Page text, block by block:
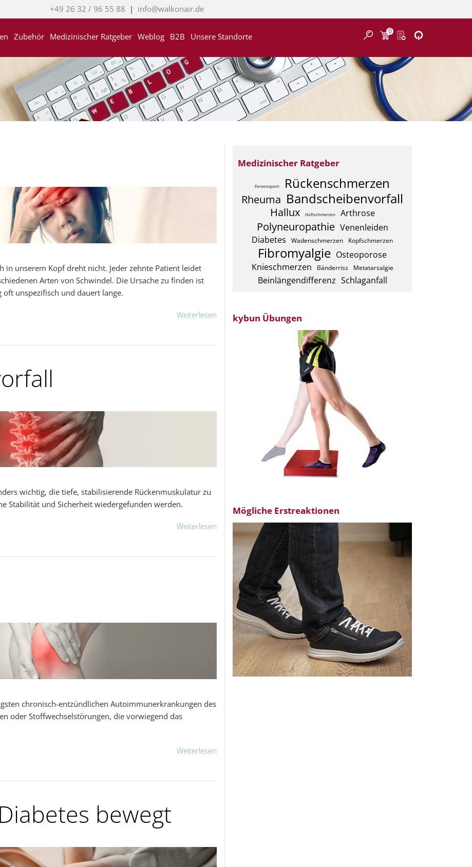
+49 26 32 / 96 55 88 | info@walkonair.de
Zubehör Medizinischer Ratgeber Weblog B2B Unsere Standorte Finden
0
in unserem Kopf dreht nicht. Jeder zehnte Patient leidet
Arten von Schwindel. Die Ursache zu finden ist
unspezifisch und dauert lange.
Weiterlesen
wichtig, die tiefe, stabilisierende Rückenmuskulatur zu
Stabilität und Sicherheit wiedergefunden werden.
Weiterlesen
chronisch-entzündlichen Autoimmunerkrankungen des
oder Stoffwechselstörungen, die vorwiegend das
Weiterlesen
bewegt
Medizinischer Ratgeber
Fersensporn Rückenschmerzen
Rheuma Bandscheibenvorfall
Hallux Hüftschmerzen Arthrose
Polyneuropathie Venenleiden
Diabetes
Wadenschmerzen Kopfschmerzen
Fibromyalgie Osteoporose
Knieschmerzen
Bänderriss Metatarsalgie
Beinlängendifferenz Schlaganfall
kybun Übungen
Mögliche Erstreaktionen